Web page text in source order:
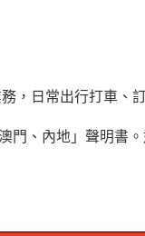
，日常出行打車、
門、內地」聲明書